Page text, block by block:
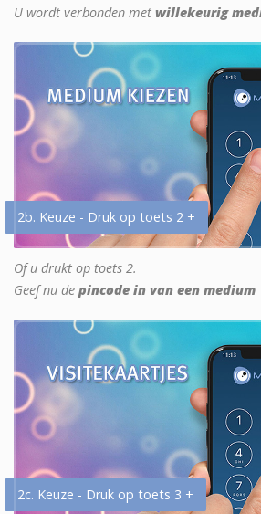
U wordt verbonden met willekeurig
2b. Keuze - Druk op toets 2 +
Of u drukt op toets 2.
Geef nu de pincode in van een medium
2c. Keuze - Druk op toets 3 +